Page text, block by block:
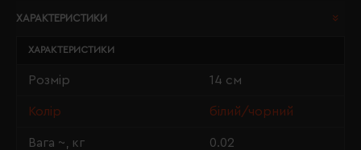
ХАРАКТЕРИСТИКИ
ХАРАКТЕРИСТИКИ
Розмір 14 см
Колір білий/чорний
Вага ~, кг 0.02